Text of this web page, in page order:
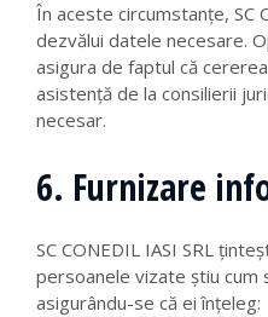
În aceste circumstanțe, SC
dezvălui datele necesare.
asigura de faptul că
asistență de la consilierii
necesar.
6. Furnizare
SC CONEDIL IASI SRL
persoanele vizate știu cum
asigurându-se că ei înțeleg: